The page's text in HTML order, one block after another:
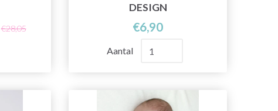
€28,05
DESIGN
€6,90
Aantal